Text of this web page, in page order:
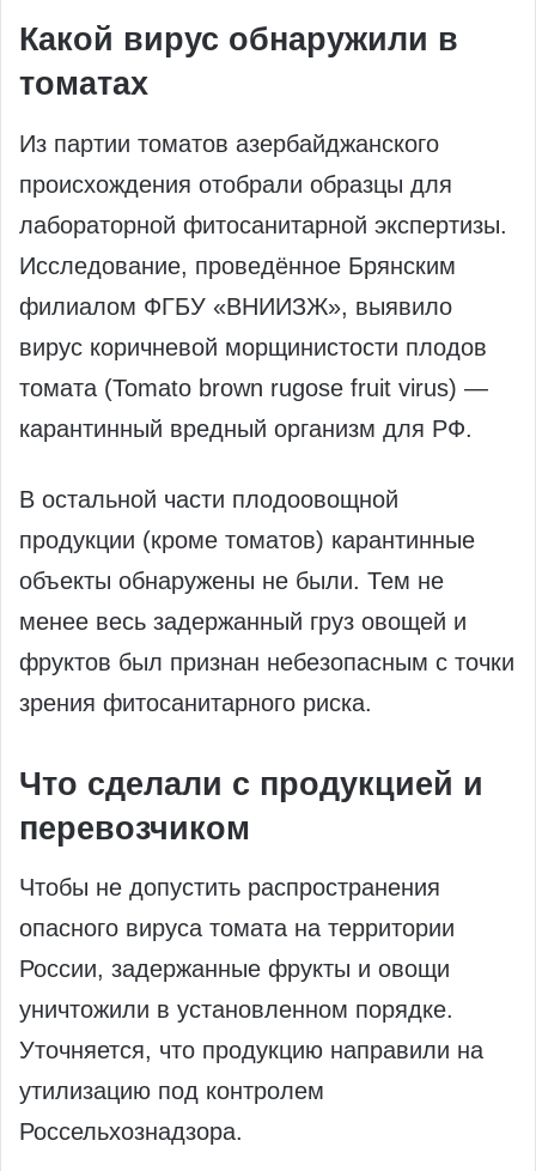
Какой вирус обнаружили в
томатах
Из партии томатов азербайджанского
происхождения отобрали образцы для
лабораторной фитосанитарной экспертизы.
Исследование, проведённое Брянским
филиалом ФГБУ «ВНИИЗЖ», выявило
вирус коричневой морщинистости плодов
томата (Tomato brown rugose fruit virus) —
карантинный вредный организм для РФ.
В остальной части плодоовощной
продукции (кроме томатов) карантинные
объекты обнаружены не были. Тем не
менее весь задержанный груз овощей и
фруктов был признан небезопасным с точки
зрения фитосанитарного риска.
Что сделали с продукцией и
перевозчиком
Чтобы не допустить распространения
опасного вируса томата на территории
России, задержанные фрукты и овощи
уничтожили в установленном порядке.
Уточняется, что продукцию направили на
утилизацию под контролем
Россельхознадзора.